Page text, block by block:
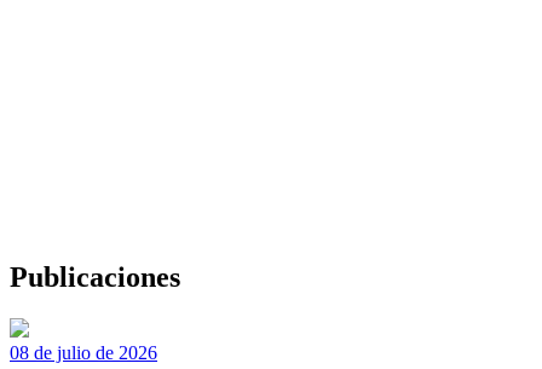
Publicaciones
08 de julio de 2026